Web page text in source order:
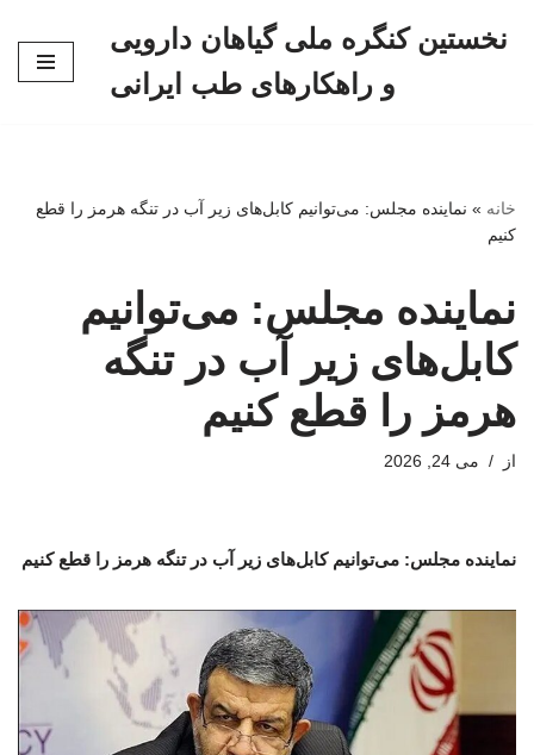
نخستین کنگره ملی گیاهان دارویی
و راهکارهای طب ایرانی
خانه » نماینده مجلس: می‌توانیم کابل‌های زیر آب در تنگه هرمز را قطع
کنیم
نماینده مجلس: می‌توانیم
کابل‌های زیر آب در تنگه
هرمز را قطع کنیم
از می 24, 2026
نماینده مجلس: می‌توانیم کابل‌های زیر آب در تنگه هرمز را قطع کنیم